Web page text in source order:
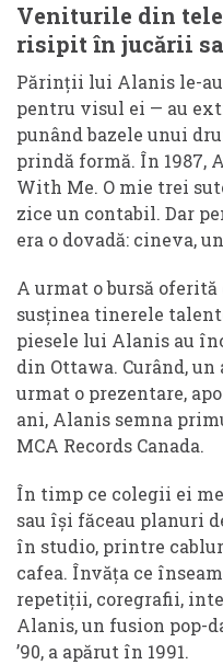
Veniturile din
risipit în jucării
Părinții lui Alanis le-
pentru visul ei — au
punând bazele unui
prindă formă. În 1987,
With Me. O mie trei
zice un contabil. Dar
era o dovadă: cineva,
A urmat o bursă oferită
susținea tinerele
piesele lui Alanis au
din Ottawa. Curând,
urmat o prezentare,
ani, Alanis semna
MCA Records Canada.
În timp ce colegii ei
sau își făceau planuri
în studio, printre
cafea. Învăța ce
repetiții, coregrafii,
Alanis, un fusion pop-
’90, a apărut în 1991.